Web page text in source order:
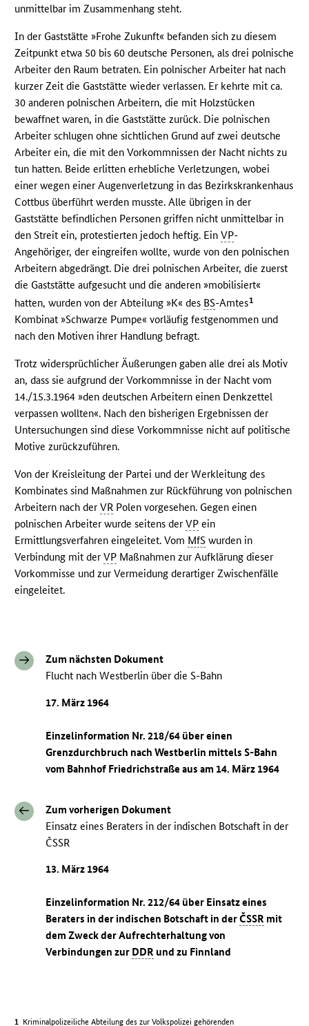
unmittelbar im Zusammenhang steht.
In der Gaststätte »Frohe Zukunft« befanden sich zu diesem
Zeitpunkt etwa 50 bis 60 deutsche Personen, als drei polnische
Arbeiter den Raum betraten. Ein polnischer Arbeiter hat nach
kurzer Zeit die Gaststätte wieder verlassen. Er kehrte mit ca.
30 anderen polnischen Arbeitern, die mit Holzstücken
bewaffnet waren, in die Gaststätte zurück. Die polnischen
Arbeiter schlugen ohne sichtlichen Grund auf zwei deutsche
Arbeiter ein, die mit den Vorkommnissen der Nacht nichts zu
tun hatten. Beide erlitten erhebliche Verletzungen, wobei
einer wegen einer Augenverletzung in das Bezirkskrankenhaus
Cottbus überführt werden musste. Alle übrigen in der
Gaststätte befindlichen Personen griffen nicht unmittelbar in
den Streit ein, protestierten jedoch heftig. EinVP-
Angehöriger, der eingreifen wollte, wurde von den polnischen
Arbeitern abgedrängt. Die drei polnischen Arbeiter, die zuerst
die Gaststätte aufgesucht und die anderen »mobilisiert«
hatten, wurden von der Abteilung »K« des BS-Amtes1
Kombinat »Schwarze Pumpe« vorläufig festgenommen und
nach den Motiven ihrer Handlung befragt.
Trotz widersprüchlicher Äußerungen gaben alle drei als Motiv
an, dass sie aufgrund der Vorkommnisse in der Nacht vom
14./15.3.1964 »den deutschen Arbeitern einen Denkzettel
verpassen wollten«. Nach den bisherigen Ergebnissen der
Untersuchungen sind diese Vorkommnisse nicht auf politische
Motive zurückzuführen.
Von der Kreisleitung der Partei und der Werkleitung des
Kombinates sind Maßnahmen zur Rückführung von polnischen
Arbeitern nach derVR Polen vorgesehen. Gegen einen
polnischen Arbeiter wurde seitens derVP ein
Ermittlungsverfahren eingeleitet. Vom MfS wurden in
Verbindung mit derVP Maßnahmen zur Aufklärung dieser
Vorkommisse und zur Vermeidung derartiger Zwischenfälle
eingeleitet.
Zum nächsten Dokument
Flucht nach Westberlin über die S-Bahn
17. März 1964
Einzelinformation Nr. 218/64 über einen
Grenzdurchbruch nach Westberlin mittels S-Bahn
vom Bahnhof Friedrichstraße aus am 14. März 1964
Zum vorherigen Dokument
Einsatz eines Beraters in der indischen Botschaft in der
ČSSR
13. März 1964
Einzelinformation Nr. 212/64 über Einsatz eines
Beraters in der indischen Botschaft in derČSSR mit
dem Zweck der Aufrechterhaltung von
Verbindungen zur DDR und zu Finnland
Kriminalpolizeiliche Abteilung des zur Volkspolizei gehörenden